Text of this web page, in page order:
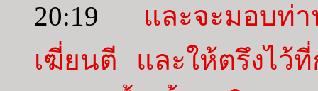
20:19 และจะมอบท่า
เฆี่ยนตี และให้ตรึงไว้